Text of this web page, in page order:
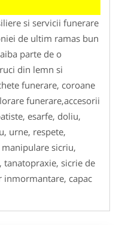
si servicii funerare
de ultim ramas bun
parte de o
din lemn si
funerare, coroane
funerare,accesorii
esarfe, doliu,
urne, respete,
sicriu,
tanatopraxie, sicrie de
inmormantare, capac